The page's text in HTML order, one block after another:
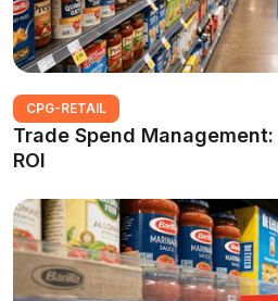
CPG-RETAIL
Trade Spend
ROI